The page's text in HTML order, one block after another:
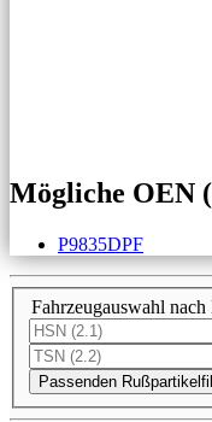
Mögliche OEN
P9835DPF
Fahrzeugauswahl
Passenden